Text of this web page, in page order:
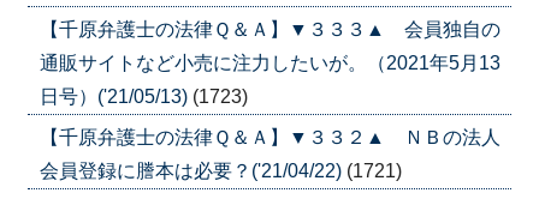
【千原弁護士の法律Ｑ＆Ａ】▼３３３▲ 会員独自の
通販サイトなど小売に注力したいが。（2021年5月13
日号）('21/05/13) (1723)
【千原弁護士の法律Ｑ＆Ａ】▼３３２▲ ＮＢの法人
会員登録に謄本は必要？('21/04/22) (1721)